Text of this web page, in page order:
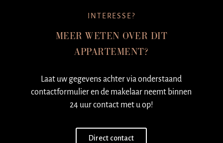
INTERESSE?
MEER WETEN OVER DIT
APPARTEMENT?
Laat uw gegevens achter via onderstaand
contactformulier en de makelaar neemt binnen
24 uur contact met u op!
Direct contact